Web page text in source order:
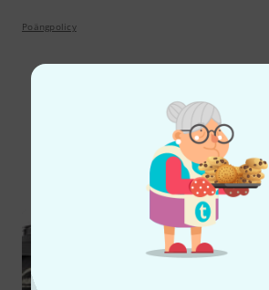
Poängpolicy
Visste du?
Alla Onlineguide